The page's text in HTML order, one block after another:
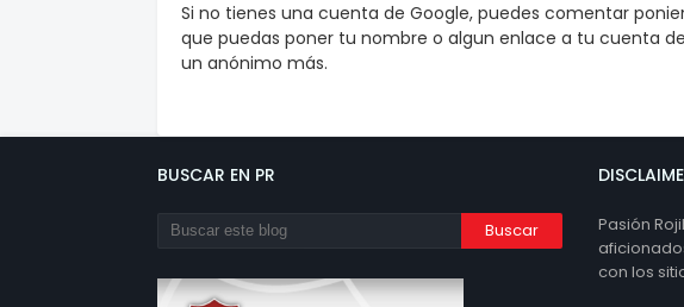
Si no tienes una cuenta de Google, puedes comentar
que puedas poner tu nombre o algun enlace a tu cuenta
un anónimo más.
BUSCAR EN PR
Pasión
con los